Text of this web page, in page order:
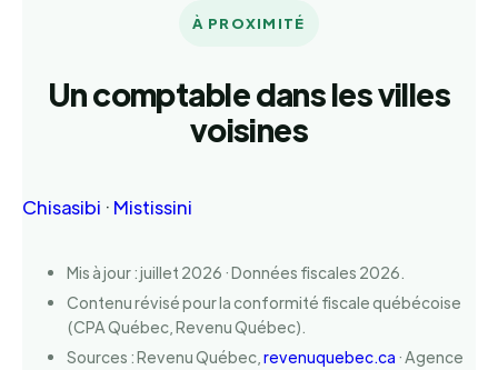
À PROXIMITÉ
Un comptable dans les villes
voisines
Chisasibi · Mistissini
Mis à jour : juillet 2026 · Données fiscales 2026.
Contenu révisé pour la conformité fiscale québécoise
(CPA Québec, Revenu Québec).
Sources : Revenu Québec, revenuquebec.ca · Agence